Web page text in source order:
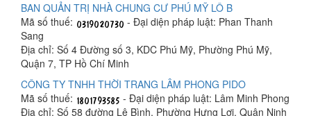
BAN QUẢN TRỊ NHÀ CHUNG CƯ PHÚ MỸ LÔ B
Mã số thuế:
- Đại diện pháp luật: Phan Thanh
Sang
Địa chỉ: Số 4 Đường số 3, KDC Phú Mỹ, Phường Phú Mỹ,
Quận 7, TP Hồ Chí Minh
CÔNG TY TNHH THỜI TRANG LÂM PHONG PIDO
Mã số thuế:
- Đại diện pháp luật: Lâm Minh Phong
Địa chỉ: Số 58 đường Lê Bình, Phường Hưng Lợi, Quận Ninh